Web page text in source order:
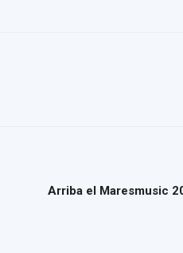
Arriba el Maresmusic